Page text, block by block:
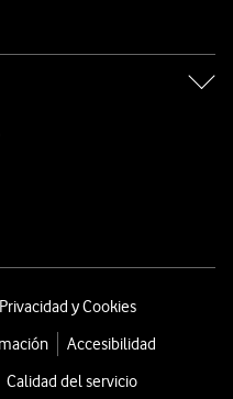
y Cookies
Accesibilidad
Calidad del servicio